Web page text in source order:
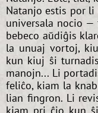
Natanjo estis por
universala nocio —
bebeco aŭdiĝis
la unuaj vortoj,
kun kiuj ŝi
manojn... Li
feliĉo, kiam la
lian fingron. Li
kiam pri ĉio kun